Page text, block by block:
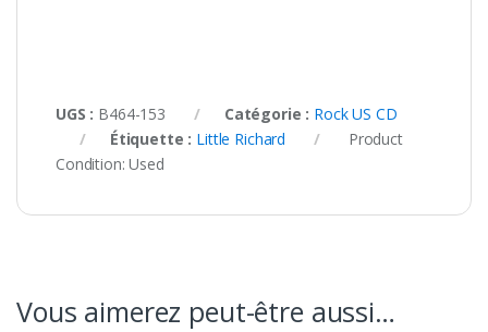
UGS : B464-153 Catégorie : Rock US CD
Étiquette : Little Richard
Product
Condition:Used
Vous aimerez peut-être aussi…